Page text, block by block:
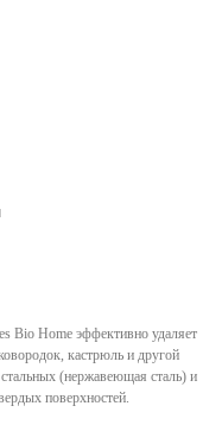
Bio Home эффективно удаляет
кастрюль и другой
(нержавеющая сталь) и
поверхностей.